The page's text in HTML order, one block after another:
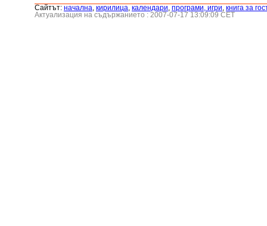
Сайтът: началнa, кирилица, календари, програми, игри, книга за
Актуализация на съдържанието : 2007-07-17 13:09:09 CET